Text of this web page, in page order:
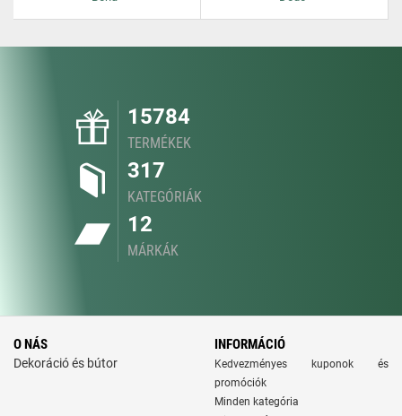
15784
TERMÉKEK
317
KATEGÓRIÁK
12
MÁRKÁK
O NÁS
Dekoráció és bútor
INFORMÁCIÓ
Kedvezményes kuponok és
promóciók
Minden kategória